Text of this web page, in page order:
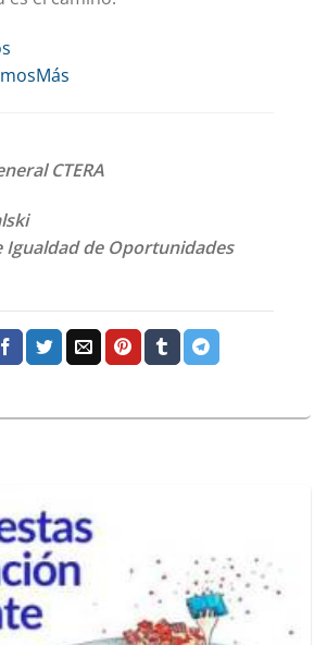
CTERA
Igualdad de Oportunidades